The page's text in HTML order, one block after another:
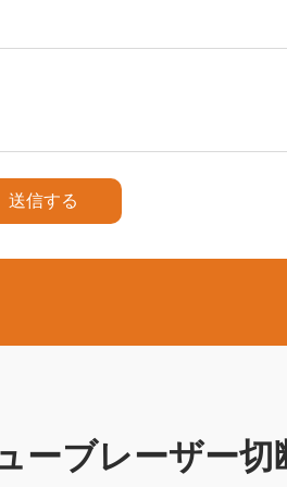
送信する
ーブレーザー切